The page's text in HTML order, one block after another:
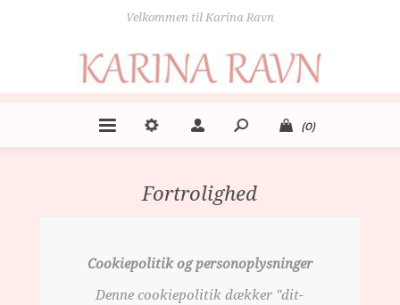
Velkommen til Karina Ravn
(0)
Fortrolighed
Cookiepolitik og personoplysninger
Denne cookiepolitik dækker "dit-